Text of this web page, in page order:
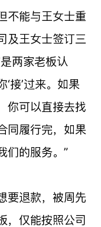
不能与王女士重
及王女士签订三
两家老板认
接’过来。如果
你可以直接去找
同履行完，如果
们的服务。”
要退款，被周先
，仅能按照公司